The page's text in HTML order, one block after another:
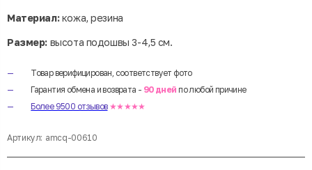
Материал:кожа, резина
Размер: высота подошвы 3-4,5 см.
Товар верифицирован, соответствует фото
Гарантия обмена и возврата - 90 дней по любой причине
Более 9500 отзывов ★★★★★
Артикул: amcq-00610